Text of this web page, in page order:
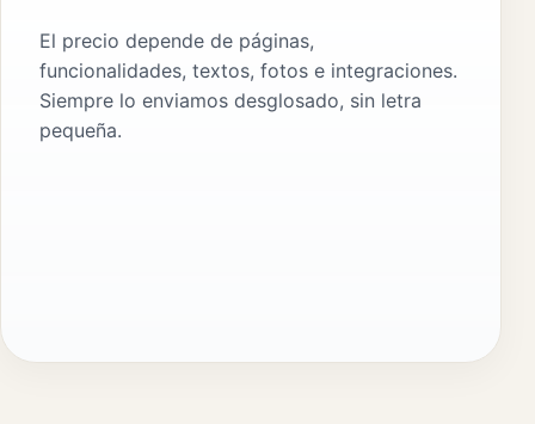
El precio depende de páginas,
funcionalidades, textos, fotos e integraciones.
Siempre lo enviamos desglosado, sin letra
pequeña.